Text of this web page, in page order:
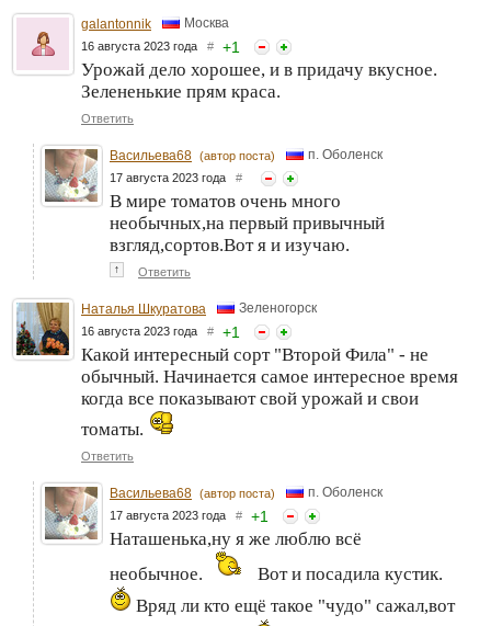
galantonnik Москва
16 августа 2023 года # +1
Урожай дело хорошее, и в придачу вкусное.
Зелененькие прям краса.
Ответить
Васильева68 (автор поста) п. Оболенск
17 августа 2023 года #
В мире томатов очень много
необычных,на первый привычный
взгляд,сортов.Вот я и изучаю.
↑ Ответить
Наталья Шкуратова Зеленогорск
16 августа 2023 года # +1
Какой интересный сорт "Второй Фила" - не
обычный. Начинается самое интересное время
когда все показывают свой урожай и свои
томаты.
Ответить
Васильева68 (автор поста) п. Оболенск
17 августа 2023 года # +1
Наташенька,ну я же люблю всё
необычное.
Вот и посадила кустик.
Вряд ли кто ещё такое "чудо" сажал,вот